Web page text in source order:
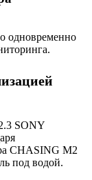
одновременно
SONY
CHASING M2
под водой.